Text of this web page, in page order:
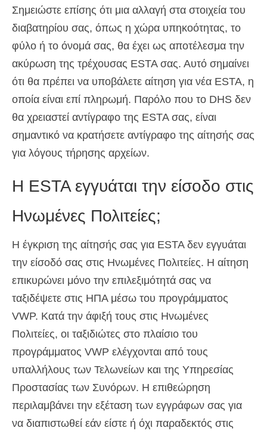
Σημειώστε επίσης ότι μια αλλαγή στα στοιχεία του
διαβατηρίου σας, όπως η χώρα υπηκοότητας, το
φύλο ή το όνομά σας, θα έχει ως αποτέλεσμα την
ακύρωση της τρέχουσας ESTA σας. Αυτό σημαίνει
ότι θα πρέπει να υποβάλετε αίτηση για νέα ESTA, η
οποία είναι επί πληρωμή. Παρόλο που το DHS δεν
θα χρειαστεί αντίγραφο της ESTA σας, είναι
σημαντικό να κρατήσετε αντίγραφο της αίτησής σας
για λόγους τήρησης αρχείων.
Η ESTA εγγυάται την είσοδο στις
Ηνωμένες Πολιτείες;
Η έγκριση της αίτησής σας για ESTA δεν εγγυάται
την είσοδό σας στις Ηνωμένες Πολιτείες. Η αίτηση
επικυρώνει μόνο την επιλεξιμότητά σας να
ταξιδέψετε στις ΗΠΑ μέσω του προγράμματος
VWP. Κατά την άφιξή τους στις Ηνωμένες
Πολιτείες, οι ταξιδιώτες στο πλαίσιο του
προγράμματος VWP ελέγχονται από τους
υπαλλήλους των Τελωνείων και της Υπηρεσίας
Προστασίας των Συνόρων. Η επιθεώρηση
περιλαμβάνει την εξέταση των εγγράφων σας για
να διαπιστωθεί εάν είστε ή όχι παραδεκτός στις